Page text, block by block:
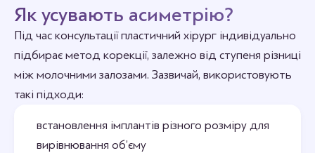
Як усувають асиметрію?
Під час консультації пластичний хірург індивідуально
підбирає метод корекції, залежно від ступеня різниці
між молочними залозами. Зазвичай, використовують
такі підходи:
встановлення імплантів різного розміру для
вирівнювання об’єму